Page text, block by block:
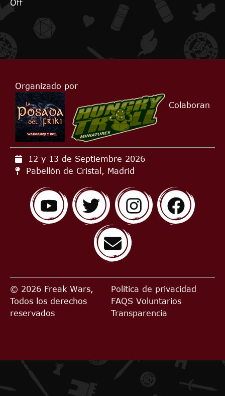
Off
Organizado por
Colaboran
12 y 13 de Septiembre 2026
Pabellón de Cristal, Madrid
© 2026 Freak Wars,
Todos los derechos
reservados
Política de privacidad
FAQS Voluntarios
Transparencia